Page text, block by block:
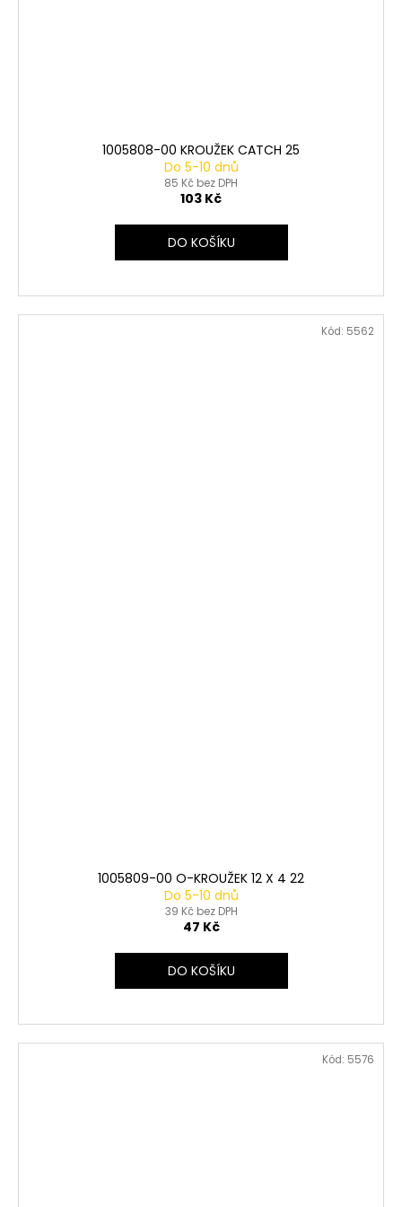
1005808-00 KROUŽEK CATCH 25
Do 5-10 dnů
85 Kč bez DPH
103 Kč
DO KOŠÍKU
1005809-00 O-KROUŽEK 12 X 4 22
Do 5-10 dnů
39 Kč bez DPH
47 Kč
DO KOŠÍKU
Kód: 5562
Kód: 5576